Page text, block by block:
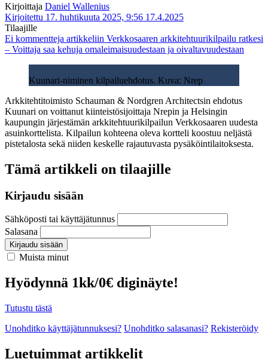
Kirjoittaja Daniel Wallenius
Kirjoitettu 17. huhtikuuta 2025, 9:56 17.4.2025
Tilaajille
Ei kommentteja artikkeliin Verkkosaaren arkkitehtuurikilpailu ratkesi
– Voittaja saa kehuja omaleimaisuudestaan ja oivaltavuudestaan
Kuunari-niminen kilpailuehdotus. Kuva: Nrep
Arkkitehtitoimisto Schauman & Nordgren Architectsin ehdotus
Kuunari on voittanut kiinteistösijoittaja Nrepin ja Helsingin
kaupungin järjestämän arkkitehtuurikilpailun Verkkosaaren uudesta
asuinkorttelista. Kilpailun kohteena oleva kortteli koostuu neljästä
pistetalosta sekä niiden keskelle rajautuvasta pysäköintilaitoksesta.
Tämä artikkeli on tilaajille
Kirjaudu sisään
Sähköposti tai käyttäjätunnus
Salasana
Kirjaudu sisään
Muista minut
Hyödynnä 1kk/0€ diginäyte!
Tutustu tästä
Unohditko käyttäjätunnuksesi? Unohditko salasanasi? Rekisteröidy
Luetuimmat artikkelit